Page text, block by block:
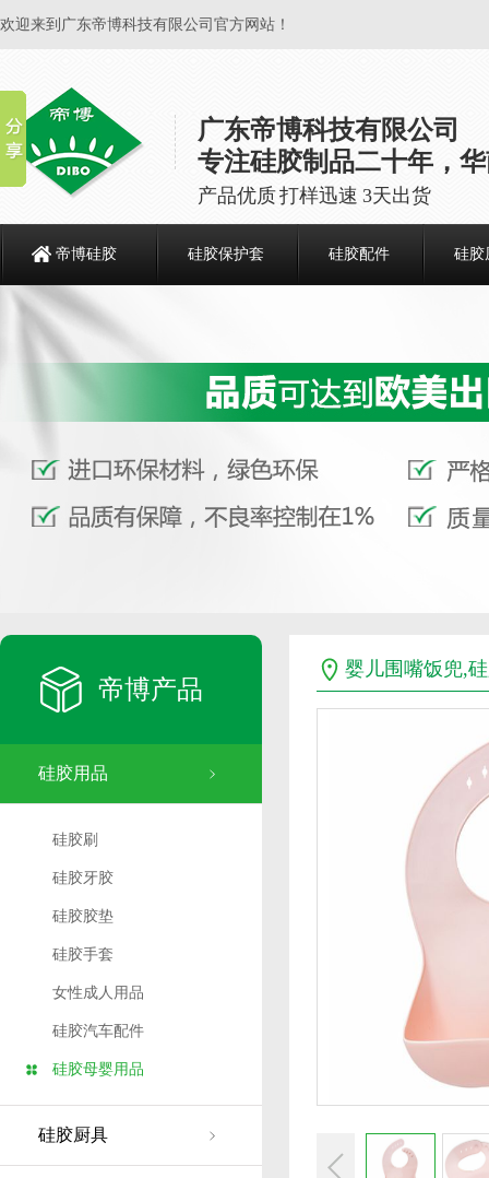
欢迎来到广东帝博科技有限公司官方网站！
广东帝博科技有限公司
专注硅胶制品二十年，
产品优质 打样迅速 3天出货
帝博硅胶 硅胶保护套 硅胶配件 硅胶
帝博产品
硅胶用品
硅胶刷
硅胶牙胶
硅胶胶垫
硅胶手套
女性成人用品
硅胶汽车配件
硅胶母婴用品
硅胶厨具
婴儿围嘴饭兜,